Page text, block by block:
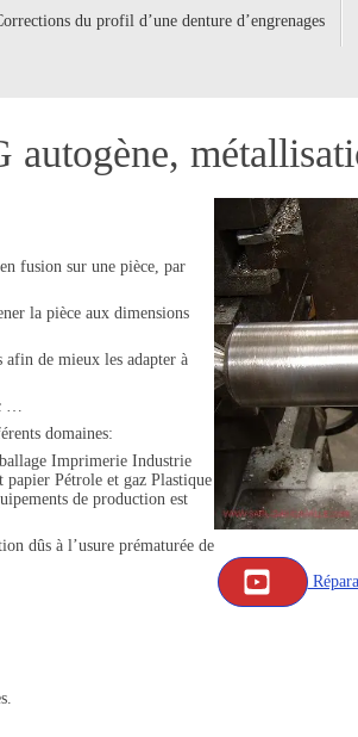
du profil d’une denture d’engrenages
fusion sur une pièce, par
la pièce aux dimensions
afin de mieux les adapter à
…
domaines:
Imprimerie Industrie
Pétrole et gaz Plastique
de production est
dûs à l’usure prématurée de